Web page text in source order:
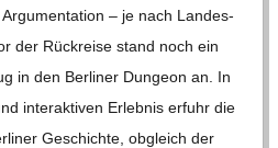
– je nach Lan­des­
der Rück­reise stand noch ein
in den Ber­li­ner Dun­geon an. In
inter­ak­ti­ven Erleb­nis erfuhr die
Geschichte, obgleich der